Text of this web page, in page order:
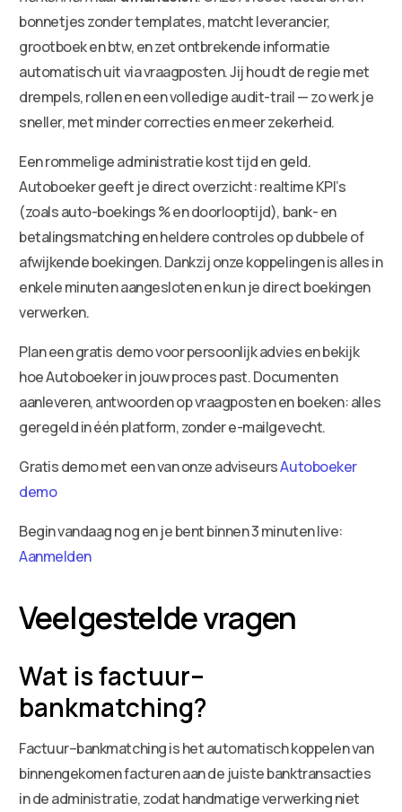
bonnetjes zonder templates, matcht leverancier,
grootboek en btw, en zet ontbrekende informatie
automatisch uit via vraagposten. Jij houdt de regie met
drempels, rollen en een volledige audit-trail — zo werk je
sneller, met minder correcties en meer zekerheid.
Een rommelige administratie kost tijd en geld.
Autoboeker geeft je direct overzicht: realtime KPI’s
(zoals auto-boekings % en doorlooptijd), bank- en
betalingsmatching en heldere controles op dubbele of
afwijkende boekingen. Dankzij onze koppelingen is alles in
enkele minuten aangesloten en kun je direct boekingen
verwerken.
Plan een gratis demo voor persoonlijk advies en bekijk
hoe Autoboeker in jouw proces past. Documenten
aanleveren, antwoorden op vraagposten en boeken: alles
geregeld in één platform, zonder e-mailgevecht.
Gratis demo met een van onze adviseursAutoboeker
demo
Begin vandaag nog en je bent binnen 3 minuten live:
Aanmelden
Veelgestelde vragen
Wat is factuur–
bankmatching?
Factuur–bankmatching is het automatisch koppelen van
binnengekomen facturen aan de juiste banktransacties
in de administratie, zodat handmatige verwerking niet